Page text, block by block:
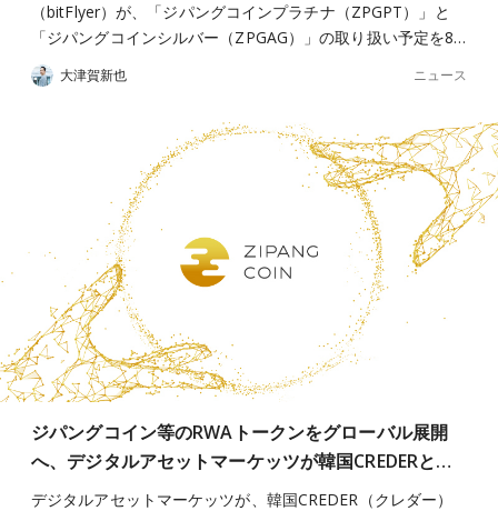
（bitFlyer）が、「ジパングコインプラチナ（ZPGPT）」と
「ジパングコインシルバー（ZPGAG）」の取り扱い予定を8…
大津賀新也 ニュース
ジパングコイン等のRWAトークンをグローバル展開
へ、デジタルアセットマーケッツが韓国CREDERと…
デジタルアセットマーケッツが、韓国CREDER（クレダー）